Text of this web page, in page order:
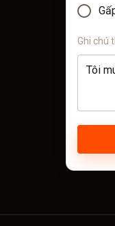
Ghi chú